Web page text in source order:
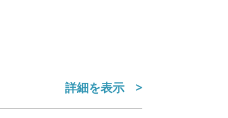
詳細を表示